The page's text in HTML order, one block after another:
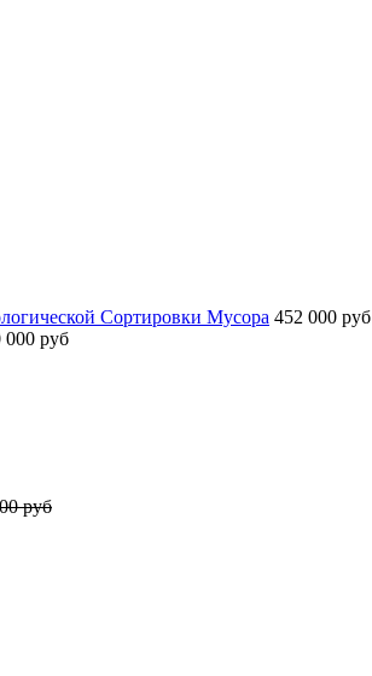
Сортировки Мусора 452 000 руб
000 руб
руб